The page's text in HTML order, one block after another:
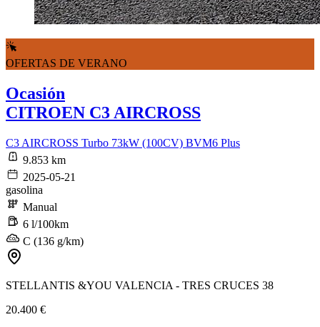
OFERTAS DE VERANO
Ocasión
CITROEN C3 AIRCROSS
C3 AIRCROSS Turbo 73kW (100CV) BVM6 Plus
9.853 km
2025-05-21
gasolina
Manual
6 l/100km
C (136 g/km)
STELLANTIS &YOU VALENCIA - TRES CRUCES 38
20.400 €